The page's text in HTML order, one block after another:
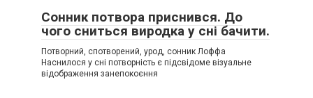
Сонник потвора приснився. До
чого сниться виродка у сні бачити.
Потворний, спотворений, урод, сонник Лоффа
Наснилося у сні потворність є підсвідоме візуальне
відображення занепокоєння